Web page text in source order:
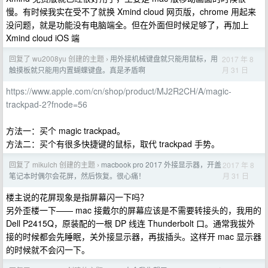
慢。有时候我实在受不了就换 Xmind cloud 网页版，chrome 用起来
没问题，就是功能没有电脑端全。但在外面但时候足够了，再加上
Xmind cloud iOS 端
回复了 wu2008yu 创建的主题 › 用外接机械键盘就只能用鼠标，用
触摸板就只能用内置蝴蝶键盘。真是矛盾啊
2017 年 8
月 31 日
https://www.apple.com/cn/shop/product/MJ2R2CH/A/magic-
trackpad-2?fnode=56
方法一：买个 magic trackpad。
方法二：买个有很多快捷键的鼠标，取代 trackpad 手势。
回复了 mikulch 创建的主题 › macbook pro 2017 外接显示器，开盖
笔记本时偶尔会花屏，然后恢复。很心痛！
2017 年 8
月 31 日
楼主说的花屏现象是指屏幕闪一下吗？
另外歪楼一下—— mac 接戴尔的屏幕应该是不需要转接头的，我用的
Dell P2415Q，原装配的一根 DP 线连 Thunderbolt 口。通常我拔外
接的时候都会先睡眠，关外接显示器，再拔插头。这样开 mac 显示器
的时候就不会闪一下。